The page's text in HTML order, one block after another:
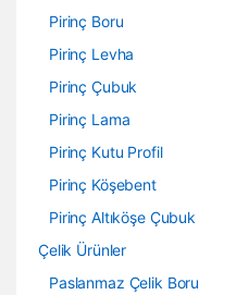
Pirinç Boru
Pirinç Levha
Pirinç Çubuk
Pirinç Lama
Pirinç Kutu Profil
Pirinç Köşebent
Pirinç Altıköşe Çubuk
Çelik Ürünler
Paslanmaz Çelik Boru